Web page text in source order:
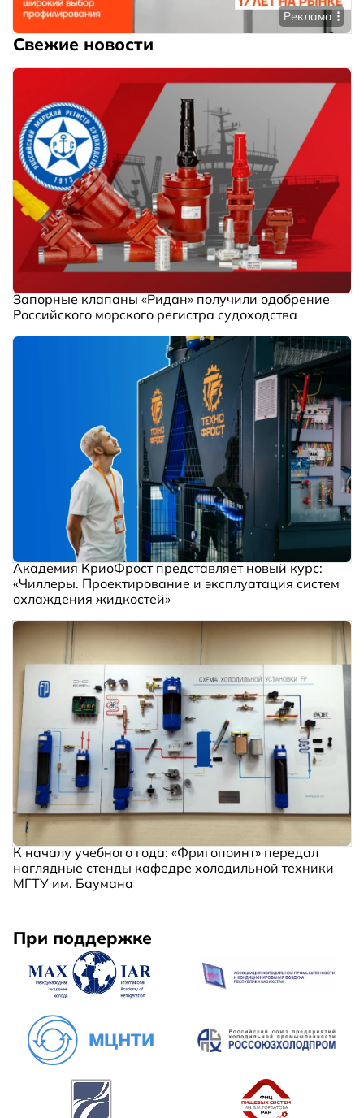
Реклама
Свежие новости
Запорные клапаны «Ридан» получили одобрение
Российского морского регистра судоходства
Академия КриоФрост представляет новый курс:
«Чиллеры. Проектирование и эксплуатация систем
охлаждения жидкостей»
К началу учебного года: «Фригопоинт» передал
наглядные стенды кафедре холодильной техники
МГТУ им. Баумана
При поддержке